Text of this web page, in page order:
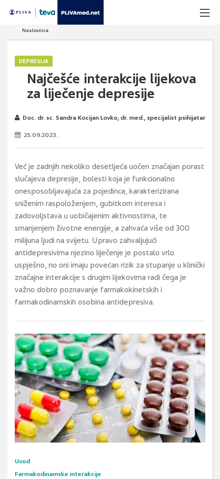
Naslovnica
DEPRESIJA
Najčešće interakcije lijekova
za liječenje depresije
Doc. dr. sc. Sandra Kocijan Lovko, dr. med., specijalist psihijatar
25.09.2023.
Već je zadnjih nekoliko desetljeća uočen značajan porast
slučajeva depresije, bolesti koja je funkcionalno
onesposobljavajuća za pojedinca, karakterizirana
sniženim raspoloženjem, gubitkom interesa i
zadovoljstava u uobičajenim aktivnostima, te
smanjenjem životne energije, a zahvaća više od 300
milijuna ljudi na svijetu. Upravo zahvaljujući
antidepresivima njezino liječenje je postalo vrlo
uspješno, no oni imaju povećan rizik za stupanje u klinički
značajne interakcije s drugim lijekovima radi čega je
važno dobro poznavanje farmakokinetskih i
farmakodinamskih osobina antidepresiva.
Uvod
Farmakodinamske interakcije